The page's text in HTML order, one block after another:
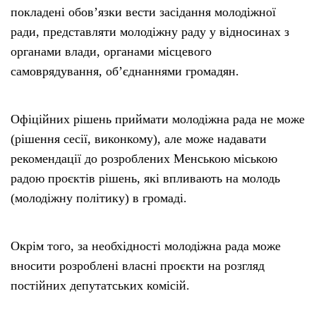
покладені обов’язки вести засідання молодіжної
ради, представляти молодіжну раду у відносинах з
органами влади, органами місцевого
самоврядування, об’єднаннями громадян.
Офіційних рішень приймати молодіжна рада не може
(рішення сесії, виконкому), але може надавати
рекомендації до розроблених Менською міською
радою проєктів рішень, які впливають на молодь
(молодіжну політику) в громаді.
Окрім того, за необхідності молодіжна рада може
вносити розроблені власні проєкти на розгляд
постійних депутатських комісій.